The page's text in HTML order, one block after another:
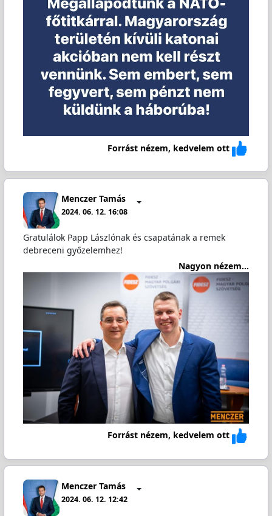
Forrást nézem, kedvelem ott
Menczer Tamás
2024. 06. 12. 16:08
Gratulálok Papp Lászlónak és csapatának a remek
debreceni győzelemhez!
Nagyon nézem...
Forrást nézem, kedvelem ott
Menczer Tamás
2024. 06. 12. 12:42